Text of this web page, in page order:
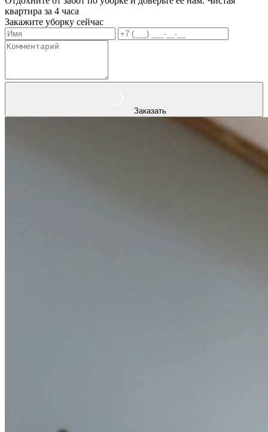
квартира за 4 часа
Закажите уборку сейчас
Заказать